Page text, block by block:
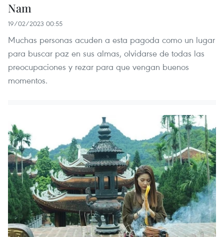
Nam
19/02/2023 00:55
Muchas personas acuden a esta pagoda como un lugar
para buscar paz en sus almas, olvidarse de todas las
preocupaciones y rezar para que vengan buenos
momentos.